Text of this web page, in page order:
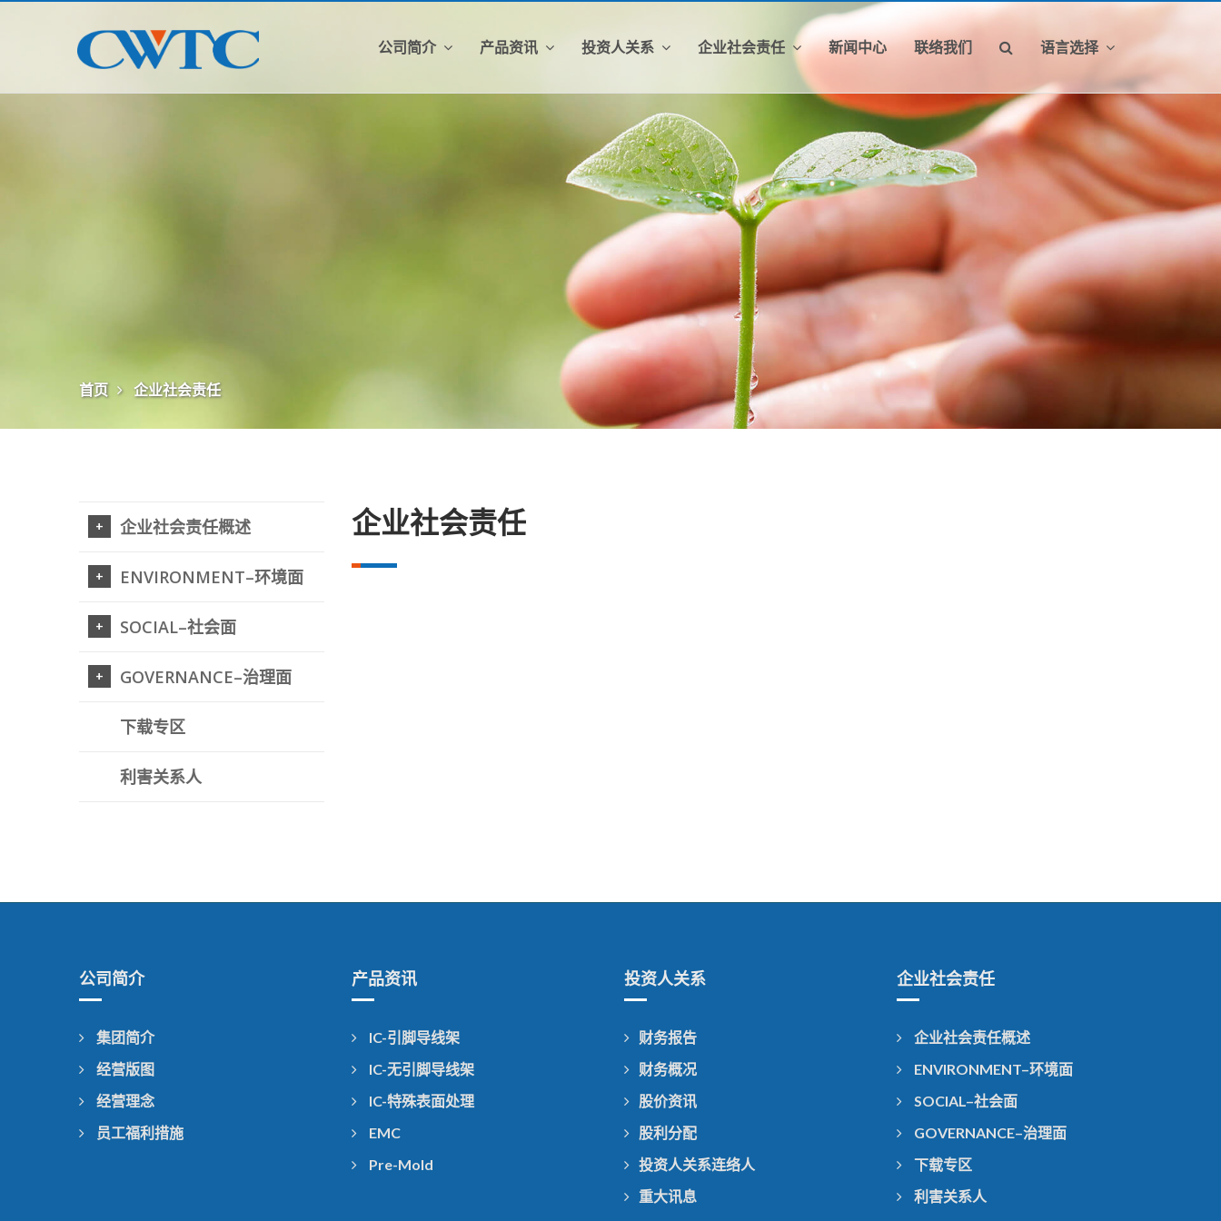
公司简介 产品资讯 投资人关系 企业社会责任 新闻中心 联络我们 语言选择
首页 企业社会责任
企业社会责任概述
ENVIRONMENT–环境面
SOCIAL–社会面
GOVERNANCE–治理面
下载专区
利害关系人
企业社会责任
公司简介
集团简介
经营版图
经营理念
员工福利措施
产品资讯
IC-引脚导线架
IC-无引脚导线架
IC-特殊表面处理
EMC
Pre-Mold
投资人关系
财务报告
财务概况
股价资讯
股利分配
投资人关系连络人
重大讯息
企业社会责任
企业社会责任概述
ENVIRONMENT–环境面
SOCIAL–社会面
GOVERNANCE–治理面
下载专区
利害关系人